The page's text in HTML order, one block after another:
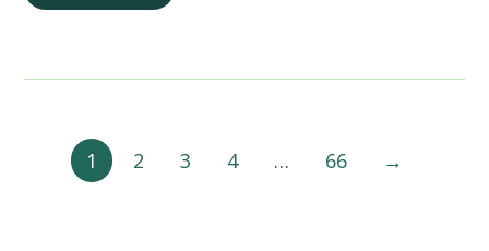
1 2 3 4 … 66 →